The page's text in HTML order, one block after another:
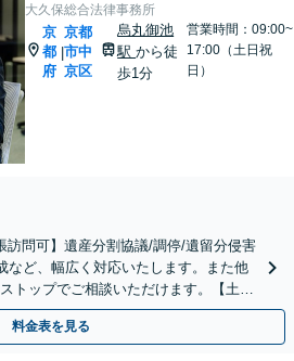
大久保総合法律事務所
京
都
府
|
京都
市中
京区
烏丸御池
駅から徒
歩1分
営業時間：09:00~
17:00（土日祝
日）
訪問可】遺産分割協議/調停/遺留分侵害
など、幅広く対応いたします。また他
トップでご相談いただけます。【土日
料金表を見る